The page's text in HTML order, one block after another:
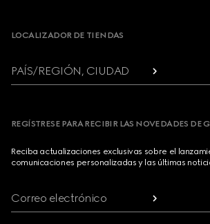
LOCALIZADOR DE TIENDAS
PAÍS/REGIÓN, CIUDAD
REGÍSTRESE PARA RECIBIR LAS NOVEDADES DE
Reciba actualizaciones exclusivas sobre el
comunicaciones personalizadas y las últimas
Correo electrónico